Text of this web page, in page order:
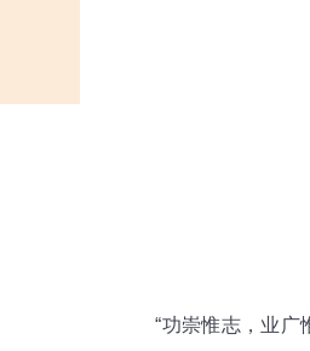
“功崇惟志，业广